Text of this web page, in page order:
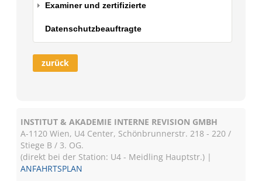
Examiner und zertifizierte
Datenschutzbeauftragte
zurück
INSTITUT & AKADEMIE INTERNE REVISION GMBH
A-1120 Wien, U4 Center, Schönbrunnerstr. 218 - 220 /
Stiege B / 3. OG.
(direkt bei der Station: U4 - Meidling Hauptstr.) |
ANFAHRTSPLAN